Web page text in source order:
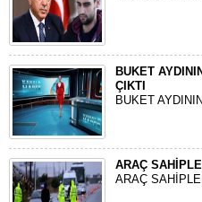
BUKET
ÇIKTI
BUKET
ARAÇ
ARAÇ